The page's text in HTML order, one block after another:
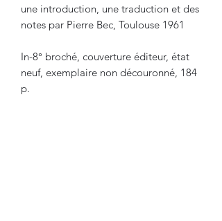
une introduction, une traduction et des
notes par Pierre Bec, Toulouse 1961
In-8° broché, couverture éditeur, état
neuf, exemplaire non découronné, 184
p.